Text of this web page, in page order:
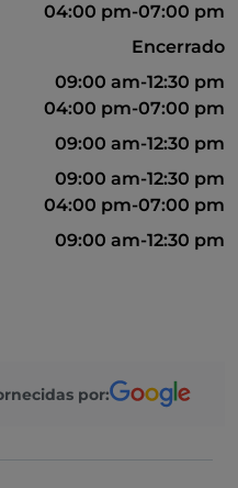
04:00 pm-07:00 pm
Encerrado
09:00 am-12:30 pm
04:00 pm-07:00 pm
09:00 am-12:30 pm
09:00 am-12:30 pm
04:00 pm-07:00 pm
09:00 am-12:30 pm
por: